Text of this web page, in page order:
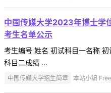
中国传媒大学2023年博士学
考生名单公示
考生编号 姓名 初试科目一名称
科目二成绩 ...
中国传媒大学招生简章 本站小编